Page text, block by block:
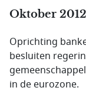
Oktober 2012
Oprichting
besluiten
in de eurozone.